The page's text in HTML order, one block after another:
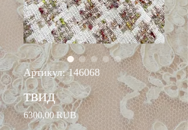
Артикул: 146068
твид
6300,00 RUBЦена